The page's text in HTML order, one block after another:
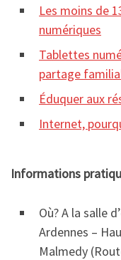
Les moins de
numériques
Tablettes
partage
Éduquer aux
Internet,
Informations
Où? A la salle
Ardennes –
Malmedy (